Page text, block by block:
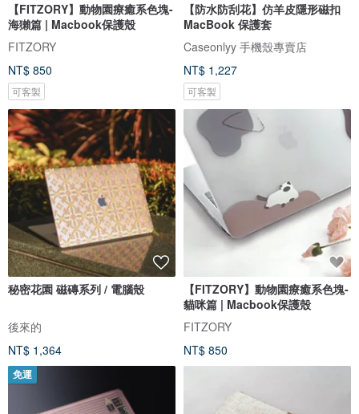
【FITZORY】動物園療癒系色塊-
海獺篇 | Macbook保護殼
FITZORY
NT$ 850
可客製
【防水防刮花】仿羊皮隱形磁扣
MacBook 保護套
Caseonlyy 手機殼專賣店
NT$ 1,227
可客製
秘密花園 磁磚系列 / 電腦殼
後來的
NT$ 1,364
【FITZORY】動物園療癒系色塊-
貓咪篇 | Macbook保護殼
FITZORY
NT$ 850
免運